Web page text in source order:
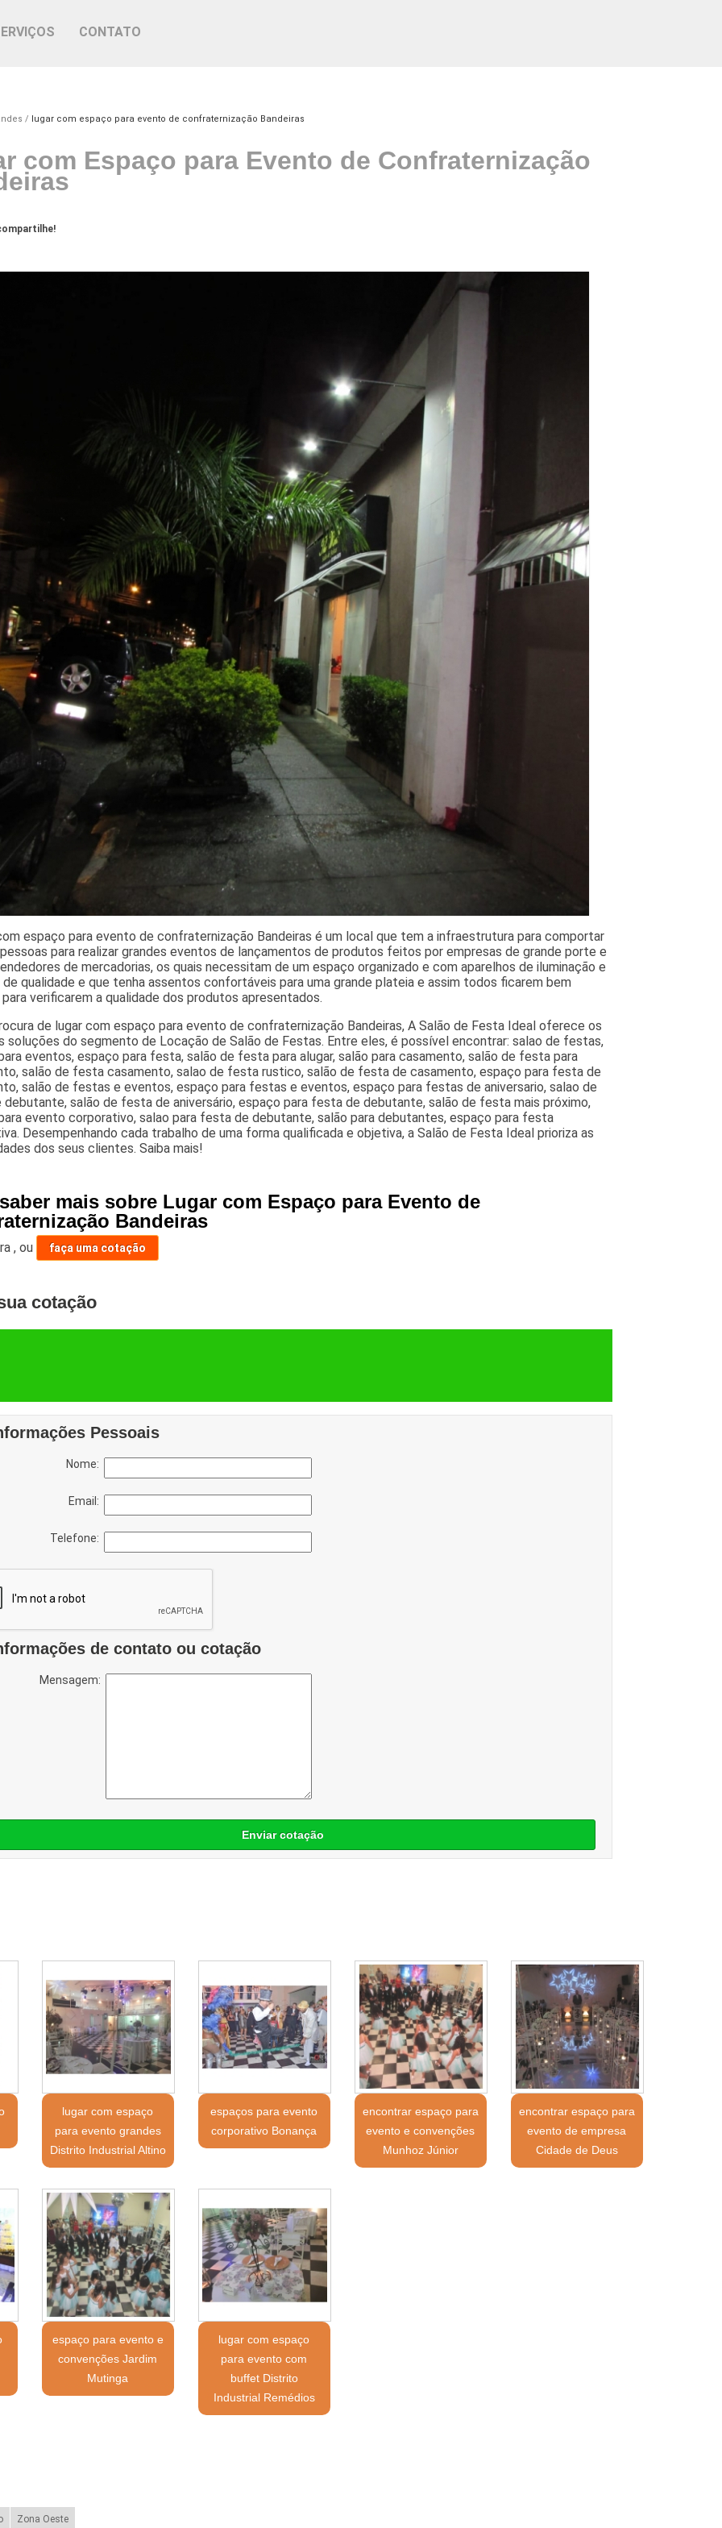
CONTATO
lugar com espaço para evento de confraternização Bandeiras
com Espaço para Evento de Confraternização
espaço para evento de confraternização Bandeiras é um local que tem a infraestrutura para comportar
para realizar grandes eventos de lançamentos de produtos feitos por empresas de grande porte e
de mercadorias, os quais necessitam de um espaço organizado e com aparelhos de iluminação e
de qualidade e que tenha assentos confortáveis para uma grande plateia e assim todos ficarem bem
verificarem a qualidade dos produtos apresentados.
de lugar com espaço para evento de confraternização Bandeiras, A Salão de Festa Ideal oferece os
soluções do segmento de Locação de Salão de Festas. Entre eles, é possível encontrar: salao de festas,
eventos, espaço para festa, salão de festa para alugar, salão para casamento, salão de festa para
salão de festa casamento, salao de festa rustico, salão de festa de casamento, espaço para festa de
salão de festas e eventos, espaço para festas e eventos, espaço para festas de aniversario, salao de
salão de festa de aniversário, espaço para festa de debutante, salão de festa mais próximo,
evento corporativo, salao para festa de debutante, salão para debutantes, espaço para festa
Desempenhando cada trabalho de uma forma qualificada e objetiva, a Salão de Festa Ideal prioriza as
dos seus clientes. Saiba mais!
mais sobre Lugar com Espaço para Evento de
Bandeiras
,ou faça uma cotação
cotação
Pessoais
Nome:
Email:
Telefone:
de contato ou cotação
Mensagem:
Enviar cotação
lugar com espaço
para evento grandes
Distrito Industrial Altino
espaços para evento
corporativo Bonança
encontrar espaço para
evento e convenções
Munhoz Júnior
encontrar espaço para
evento de empresa
Cidade de Deus
espaço para evento e
convenções Jardim
Mutinga
lugar com espaço
para evento com
buffet Distrito
Industrial Remédios
Zona Oeste